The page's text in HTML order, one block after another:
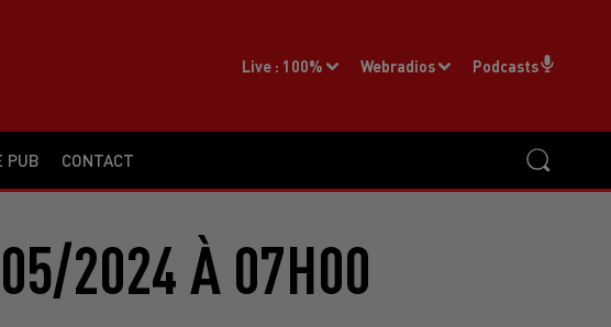
PUB CONTACT
Live : 100% Webradios Podcasts
2024 À 07H00